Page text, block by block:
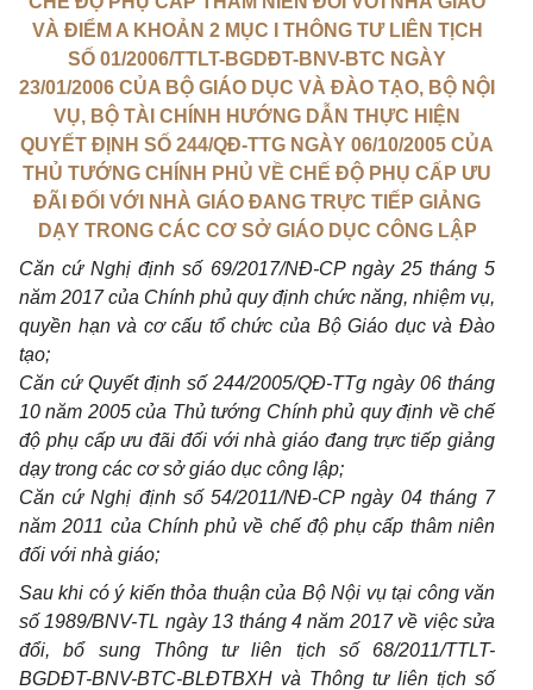
VÀ ĐIỂM A KHOẢN 2 MỤC I THÔNG TƯ LIÊN TỊCH
SỐ 01/2006/TTLT-BGDĐT-BNV-BTC NGÀY
23/01/2006 CỦA BỘ GIÁO DỤC VÀ ĐÀO TẠO, BỘ NỘI
VỤ, BỘ TÀI CHÍNH HƯỚNG DẪN THỰC HIỆN
QUYẾT ĐỊNH SỐ 244/QĐ-TTG NGÀY 06/10/2005 CỦA
THỦ TƯỚNG CHÍNH PHỦ VỀ CHẾ ĐỘ PHỤ CẤP ƯU
ĐÃI ĐỐI VỚI NHÀ GIÁO ĐANG TRỰC TIẾP GIẢNG
DẠY TRONG CÁC CƠ SỞ GIÁO DỤC CÔNG LẬP
Căn cứ Nghị định số 69/2017/NĐ-CP ngày 25 tháng 5
năm 2017 của Chính phủ quy định chức năng, nhiệm vụ,
quyền hạn và cơ cấu tổ chức của Bộ Giáo dục và Đào
tạo;
Căn cứ Quyết định số 244/2005/QĐ-TTg ngày 06 tháng
10 năm 2005 của Thủ tướng Chính phủ quy định về chế
độ phụ cấp ưu đãi đối với nhà giáo đang trực tiếp giảng
dạy trong các cơ sở giáo dục công lập;
Căn cứ Nghị định số 54/2011/NĐ-CP ngày 04 tháng 7
năm 2011 của Chính phủ về chế độ phụ cấp thâm niên
đối với nhà giáo;
Sau khi có ý kiến thỏa thuận của Bộ Nội vụ tại công văn
số 1989/BNV-TL ngày 13 tháng 4 năm 2017 về việc sửa
đổi, bổ sung Thông tư liên tịch số 68/2011/TTLT-
BGDĐT-BNV-BTC-BLĐTBXH và Thông tư liên tịch số